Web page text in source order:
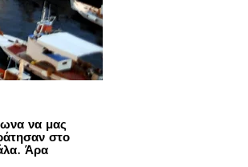
να μας
στο
Άρα